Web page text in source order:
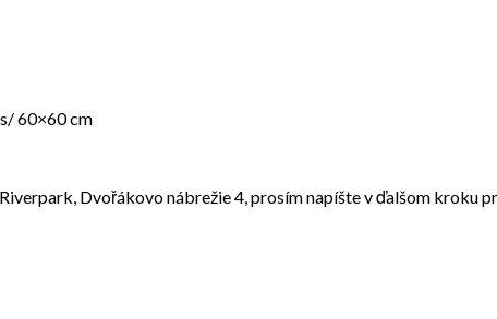
60×60 cm
Dvořákovo nábrežie 4, prosím napíšte v ďalšom kroku